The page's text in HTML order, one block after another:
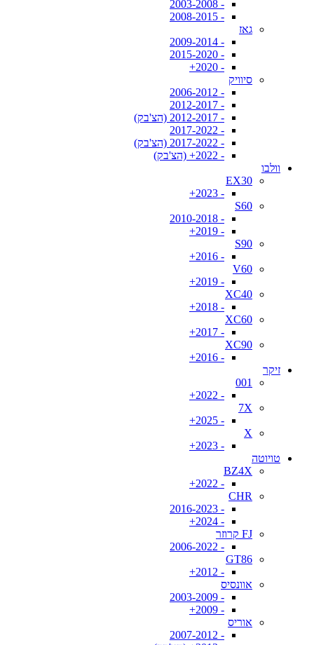
- 2003-2008
- 2008-2015
גאז
- 2009-2014
- 2015-2020
- 2020+
סיוויק
- 2006-2012
- 2012-2017
- 2012-2017 (הצ'בק)
- 2017-2022
- 2017-2022 (הצ'בק)
- 2022+ (הצ'בק)
וולבו
EX30
- 2023+
S60
- 2010-2018
- 2019+
S90
- 2016+
V60
- 2019+
XC40
- 2018+
XC60
- 2017+
XC90
- 2016+
זיקר
001
- 2022+
7X
- 2025+
X
- 2023+
טויוטה
BZ4X
- 2022+
CHR
- 2016-2023
- 2024+
FJ קרוזר
- 2006-2022
GT86
- 2012+
אוונסיס
- 2003-2009
- 2009+
אוריס
- 2007-2012